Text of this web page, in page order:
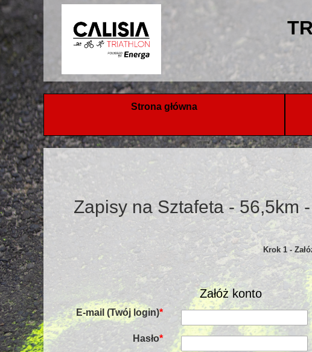
Strona główna
Zapisy na Sztafeta - 56,5km
Krok 1 -
Załóż konto
E-mail (Twój login)*
Hasło*